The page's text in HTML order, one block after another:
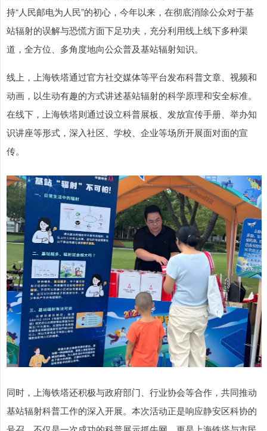
持“人民邮电为人民”的初心，今年以来，在彻底消除公众对于基
站辐射的误解与恐慌方面下足功夫，充分利用线上线下多种渠
道，全方位、多角度地向公众普及基站辐射知识。
线上，上海铁塔通过官方社交媒体等平台发布科普文章、视频和
动画，以生动有趣的方式讲述基站辐射的科学原理和安全标准。
在线下，上海铁塔则通过设立科普展板、发放宣传手册、举办知
识讲座等形式，深入社区、学校、企业等场所开展面对面的宣
传。
同时，上海铁塔还积极与政府部门、行业协会等合作，共同推动
基站辐射科普工作的深入开展。本次活动正是响应静安区科协的